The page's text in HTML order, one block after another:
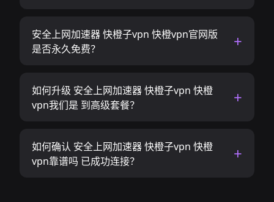
安全上网加速器 快橙子vpn 快橙vpn官网版
是否永久免费？
如何升级 安全上网加速器 快橙子vpn 快橙
vpn我们是 到高级套餐？
如何确认 安全上网加速器 快橙子vpn 快橙
vpn靠谱吗 已成功连接？